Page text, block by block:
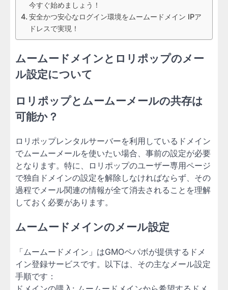
今すぐ始めましょう！
安全かつ安心なログイン環境をムームードメイン IPア
ドレスで実現！
ムームードメインとロリポップのメー
ル設定について
ロリポップとムームーメールの共存は
可能か？
ロリポップレンタルサーバーを利用しているドメイン
でムームーメールを使いたい場合、事前の設定が必要
となります。特に、ロリポップのユーザー専用ページ
で独自ドメインの設定を解除しなければならず、その
過程でメール関連の情報が全て消去されることを理解
しておく必要があります。
ムームードメインのメール設定
「ムームードメイン」はGMOペパボが提供するドメ
イン登録サービスです。以下は、その主なメール設定
手順です：